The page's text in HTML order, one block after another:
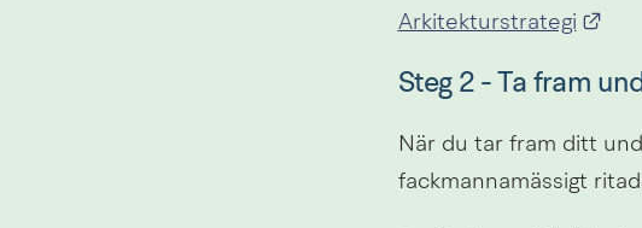
Arkitekturstrategi
Steg 2 - Ta fram
När du tar fram ditt
fackmannamässigt